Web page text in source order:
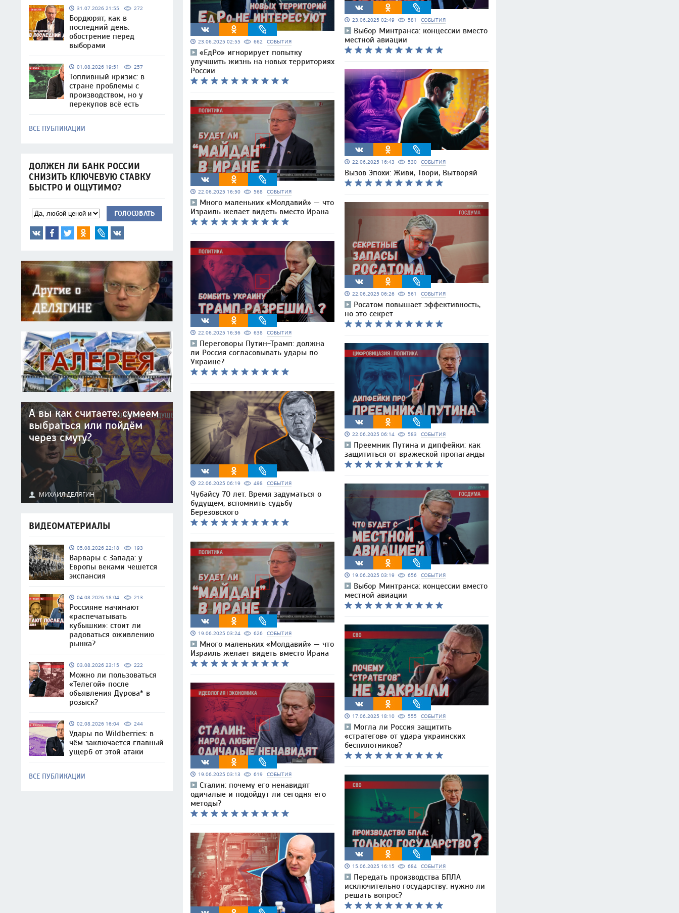
31.07.2026 21:55 272
Бордюрят, как в
последний день:
обострение перед
выборами
01.08.2026 19:51 257
Топливный кризис: в
стране проблемы с
производством, но у
перекупов всё есть
ВСЕ ПУБЛИКАЦИИ
ДОЛЖЕН ЛИ БАНК РОССИИ
СНИЗИТЬ КЛЮЧЕВУЮ СТАВКУ
БЫСТРО И ОЩУТИМО?
ГОЛОСОВАТЬ
А вы как считаете: сумеем
выбраться или пойдём
через смуту?
МИХАИЛ ДЕЛЯГИН
ВИДЕОМАТЕРИАЛЫ
05.08.2026 22:18 193
Варвары с Запада: у
Европы веками чешется
экспансия
04.08.2026 18:04 213
Россияне начинают
«распечатывать
кубышки»: стоит ли
радоваться оживлению
рынка?
03.08.2026 23:15 222
Можно ли пользоваться
«Телегой» после
объявления Дурова* в
розыск?
02.08.2026 16:04 244
Удары по Wildberries: в
чём заключается главный
ущерб от этой атаки
ВСЕ ПУБЛИКАЦИИ
23.06.2025 02:55 662 СОБЫТИЯ
«ЕдРо» игнорирует попытку
улучшить жизнь на новых территориях
России
22.06.2025 16:50 568 СОБЫТИЯ
Много маленьких «Молдавий» — что
Израиль желает видеть вместо Ирана
22.06.2025 16:36 638 СОБЫТИЯ
Переговоры Путин-Трамп: должна
ли Россия согласовывать удары по
Украине?
22.06.2025 06:19 498 СОБЫТИЯ
Чубайсу 70 лет. Время задуматься о
будущем, вспомнить судьбу
Березовского
19.06.2025 03:24 626 СОБЫТИЯ
Много маленьких «Молдавий» — что
Израиль желает видеть вместо Ирана
19.06.2025 03:13 619 СОБЫТИЯ
Сталин: почему его ненавидят
одичалые и подойдут ли сегодня его
методы?
23.06.2025 02:49 581 СОБЫТИЯ
Выбор Минтранса: концессии вместо
местной авиации
22.06.2025 16:43 530 СОБЫТИЯ
Вызов Эпохи: Живи, Твори, Вытворяй
22.06.2025 06:26 561 СОБЫТИЯ
Росатом повышает эффективность,
но это секрет
22.06.2025 06:14 583 СОБЫТИЯ
Преемник Путина и дипфейки: как
защититься от вражеской пропаганды
19.06.2025 03:19 656 СОБЫТИЯ
Выбор Минтранса: концессии вместо
местной авиации
17.06.2025 18:10 555 СОБЫТИЯ
Могла ли Россия защитить
«стратегов» от удара украинских
беспилотников?
15.06.2025 16:15 684 СОБЫТИЯ
Передать производства БПЛА
исключительно государству: нужно ли
решать вопрос?